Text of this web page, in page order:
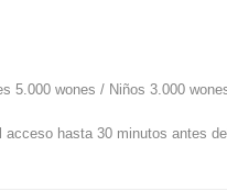
5.000 wones / Niños 3.000
acceso hasta 30 minutos antes